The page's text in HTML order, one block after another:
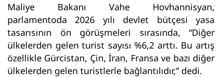
Maliye Bakanı Vahe Hovhannisyan,
parlamentoda 2026 yılı devlet bütçesi yasa
tasarısının ön görüşmeleri sırasında, “Diğer
ülkelerden gelen turist sayısı %6,2 arttı. Bu artış
özellikle Gürcistan, Çin, İran, Fransa ve bazı diğer
ülkelerden gelen turistlerle bağlantılıdır,” dedi.